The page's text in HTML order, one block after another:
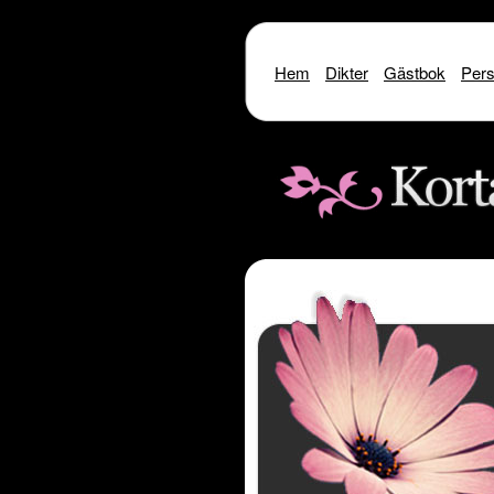
Warning: include() [function.include]: SSL
Warning
Warning
: include(http://
Warning : include() [
Hem Dikter Gästbok